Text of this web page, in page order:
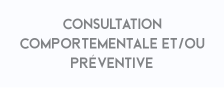
Consultation
comportementale et/ou
préventive